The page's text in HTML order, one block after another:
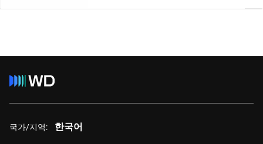
국가/지역: 한국어